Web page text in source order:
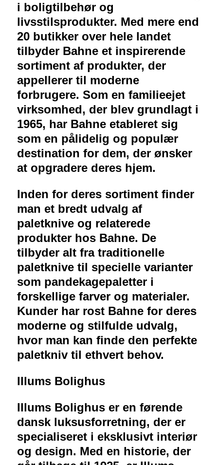
i boligtilbehør og
livsstilsprodukter. Med mere end
20 butikker over hele landet
tilbyder Bahne et inspirerende
sortiment af produkter, der
appellerer til moderne
forbrugere. Som en familieejet
virksomhed, der blev grundlagt i
1965, har Bahne etableret sig
som en pålidelig og populær
destination for dem, der ønsker
at opgradere deres hjem.
Inden for deres sortiment finder
man et bredt udvalg af
paletknive og relaterede
produkter hos Bahne. De
tilbyder alt fra traditionelle
paletknive til specielle varianter
som pandekagepaletter i
forskellige farver og materialer.
Kunder har rost Bahne for deres
moderne og stilfulde udvalg,
hvor man kan finde den perfekte
paletkniv til ethvert behov.
Illums Bolighus
Illums Bolighus er en førende
dansk luksusforretning, der er
specialiseret i eksklusivt interiør
og design. Med en historie, der